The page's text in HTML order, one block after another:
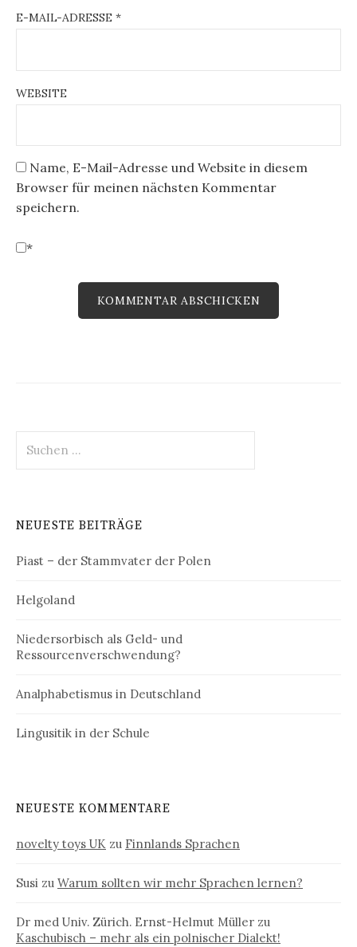
E-MAIL-ADRESSE *
WEBSITE
Name, E-Mail-Adresse und Website in diesem
Browser für meinen nächsten Kommentar
speichern.
*
nach:
NEUESTE BEITRÄGE
Piast – der Stammvater der Polen
Helgoland
Niedersorbisch als Geld- und
Ressourcenverschwendung?
Analphabetismus in Deutschland
Lingusitik in der Schule
NEUESTE KOMMENTARE
novelty toys UK zu Finnlands Sprachen
Susi zu Warum sollten wir mehr Sprachen lernen?
Dr med Univ. Zürich. Ernst-Helmut Müller zu
Kaschubisch – mehr als ein polnischer Dialekt!